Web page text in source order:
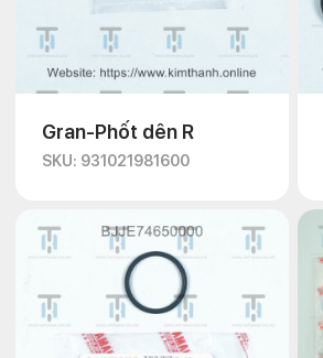
Gran-Phốt dên R
SKU: 931021981600